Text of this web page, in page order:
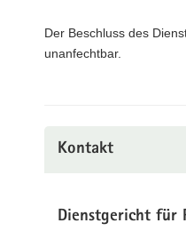
Der Beschluss des
unanfechtbar.
Kontakt
Dienstgericht für